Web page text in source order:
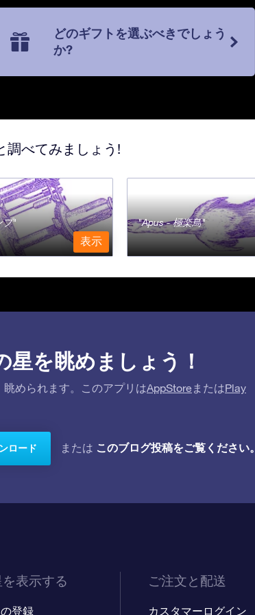
どのギフトを選ぶべきでしょう
か?
調べてみましょう!
プ
表示
Apus - 極楽鳥
を眺めましょう！
められます。このアプリはAppStore またはPlay
ロード または このブログ投稿をご覧ください。
を表示する
登録
ご注文と配送
カスタマーログイン